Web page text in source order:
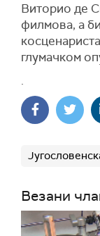
Виторио де
филмова, а
глумачком
.
Везани